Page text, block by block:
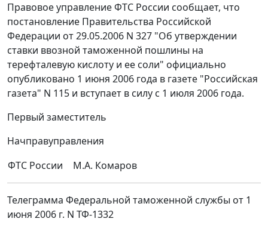
Правовое управление ФТС России сообщает, что
постановление Правительства Российской
Федерации от 29.05.2006 N 327 "Об утверждении
ставки ввозной таможенной пошлины на
терефталевую кислоту и ее соли" официально
опубликовано 1 июня 2006 года в газете "Российская
газета" N 115 и вступает в силу с 1 июля 2006 года.
Первый заместитель
Начправуправления
ФТС России
М.А. Комаров
Телеграмма Федеральной таможенной службы от 1
июня 2006 г. N ТФ-1332